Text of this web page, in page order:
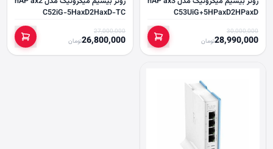
C53UiG+5HPaxD2HPaxD
30,000,000
28,990,000تومان
C52iG-5HaxD2HaxD-TC
27,000,000
26,800,000تومان